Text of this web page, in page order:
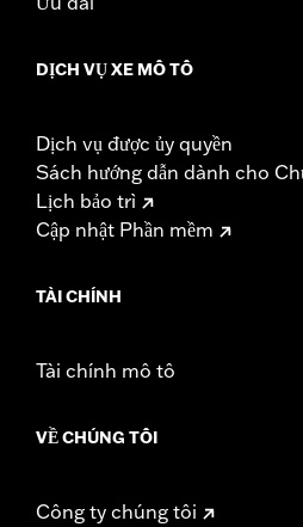
DỊCH VỤ XE MÔ TÔ
Dịch vụ được ủy quyền
Sách hướng dẫn dành cho
Lịch bảo trì
Cập nhật Phần mềm
TÀI CHÍNH
Tài chính mô tô
VỀ CHÚNG TÔI
Công ty chúng tôi